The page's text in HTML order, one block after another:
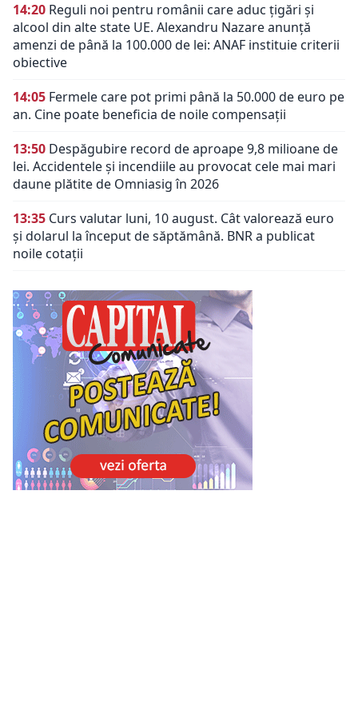
14:20 Reguli noi pentru românii care aduc țigări și
alcool din alte state UE. Alexandru Nazare anunță
amenzi de până la 100.000 de lei: ANAF instituie criterii
obiective
14:05 Fermele care pot primi până la 50.000 de euro pe
an. Cine poate beneficia de noile compensații
13:50 Despăgubire record de aproape 9,8 milioane de
lei. Accidentele și incendiile au provocat cele mai mari
daune plătite de Omniasig în 2026
13:35 Curs valutar luni, 10 august. Cât valorează euro
și dolarul la început de săptămână. BNR a publicat
noile cotații